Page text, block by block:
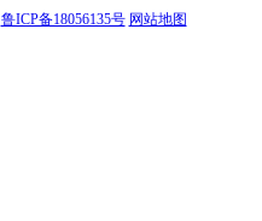
鲁ICP备18056135号 网站地图